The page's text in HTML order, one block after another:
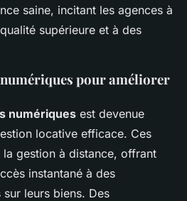
saine, incitant les agences à
supérieure et à des
pour améliorer
numériques est devenue
locative efficace. Ces
gestion à distance, offrant
instantané à des
leurs biens. Des